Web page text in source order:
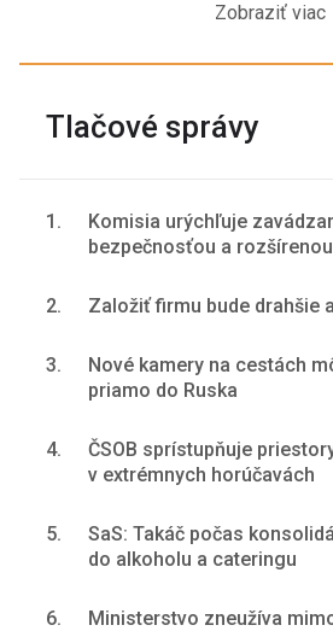
Zobraziť viac
Tlačové správy
1.
Komisia urýchľuje
bezpečnosťou a
2. Založiť firmu bude drahšie
3.
Nové kamery na cestách
priamo do Ruska
4.
ČSOB sprístupňuje
v extrémnych horúčavách
5.
SaS: Takáč počas
do alkoholu a cateringu
6.
Ministerstvo zneužíva